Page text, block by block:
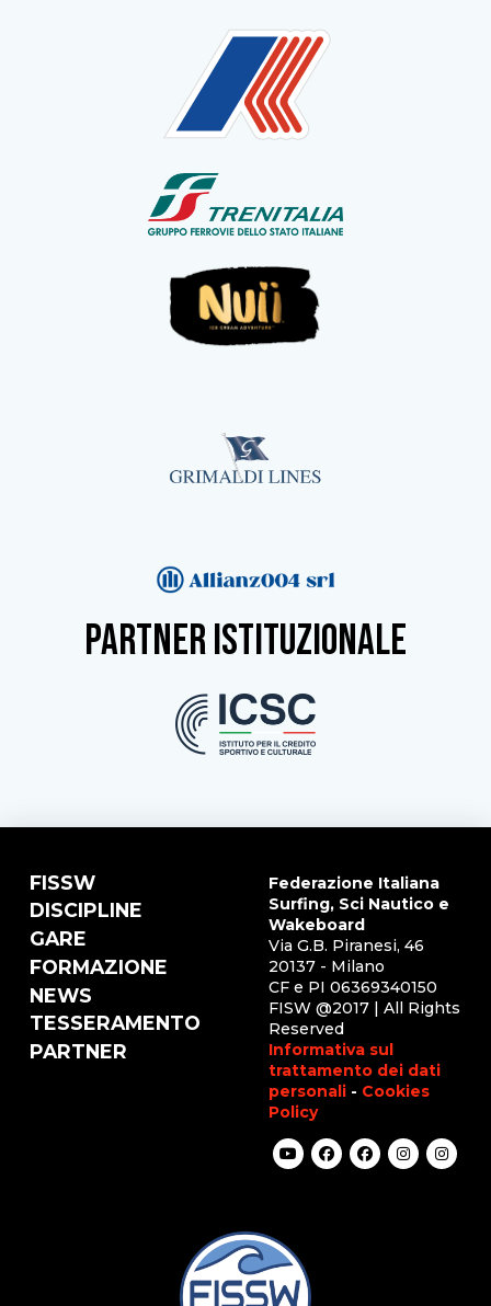
partner istituzionale
FISSW
DISCIPLINE
GARE
FORMAZIONE
NEWS
TESSERAMENTO
PARTNER
Federazione Italiana
Surfing, Sci Nautico e
Wakeboard
Via G.B. Piranesi, 46
20137 - Milano
CF e PI 06369340150
FISW @2017 | All Rights
Reserved
Informativa sul
trattamento dei dati
personali - Cookies
Policy